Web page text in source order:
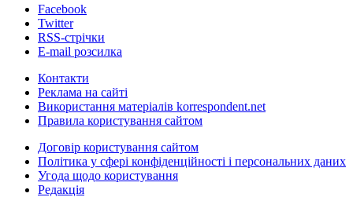
Facebook
Twitter
RSS-стрічки
E-mail розсилка
Контакти
Реклама на сайті
Використання матеріалів korrespondent.net
Правила користування сайтом
Договір користування сайтом
Політика у сфері конфіденційності і персональних даних
Угода щодо користування
Редакція